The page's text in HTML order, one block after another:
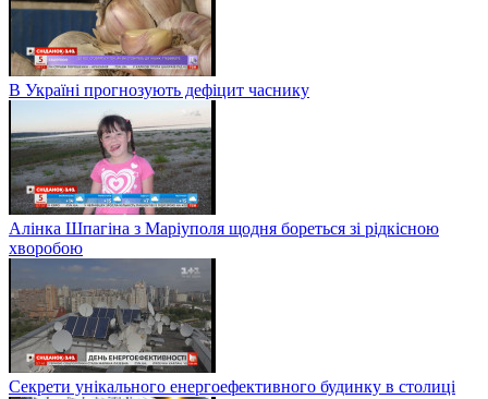
В Україні прогнозують дефіцит часнику
Алінка Шпагіна з Маріуполя щодня бореться зі рідкісною
хворобою
Секрети унікального енергоефективного будинку в столиці